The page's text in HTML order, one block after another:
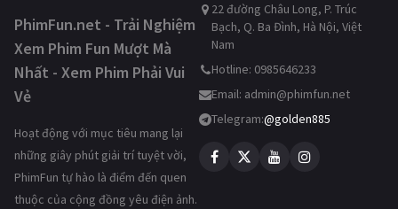
PhimFun.net - Trải Nghiệm
Xem Phim Fun Mượt Mà
Nhất - Xem Phim Phải Vui
Vẻ
Hoạt động với mục tiêu mang lại
những giây phút giải trí tuyệt vời,
PhimFun tự hào là điểm đến quen
thuộc của cộng đồng yêu điện ảnh.
22 đường Châu Long, P. Trúc
Bạch, Q. Ba Đình, Hà Nội, Việt
Nam
Hotline: 0985646233
Email: admin@phimfun.net
Telegram:@golden885